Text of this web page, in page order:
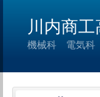
川内商
機械科 電気科